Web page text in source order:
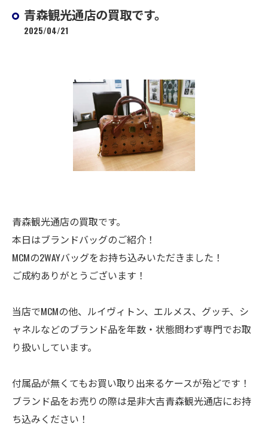
青森観光通店の買取です。
2025/04/21
青森観光通店の買取です。
本日はブランドバッグのご紹介！
MCMの2WAYバッグをお持ち込みいただきました！
ご成約ありがとうございます！
当店でMCMの他、ルイヴィトン、エルメス、グッチ、シ
ャネルなどのブランド品を年数・状態問わず専門でお取
り扱いしています。
付属品が無くてもお買い取り出来るケースが殆どです！
ブランド品をお売りの際は是非大吉青森観光通店にお持
ち込みください！